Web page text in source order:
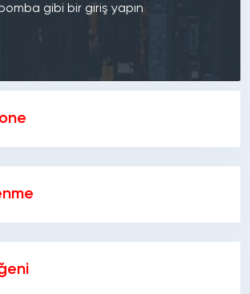
bomba gibi bir giriş yapın